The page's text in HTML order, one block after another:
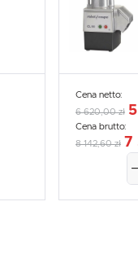
Cena netto:
6 620,00 zł
Cena brutto:
8 142,60 zł 7